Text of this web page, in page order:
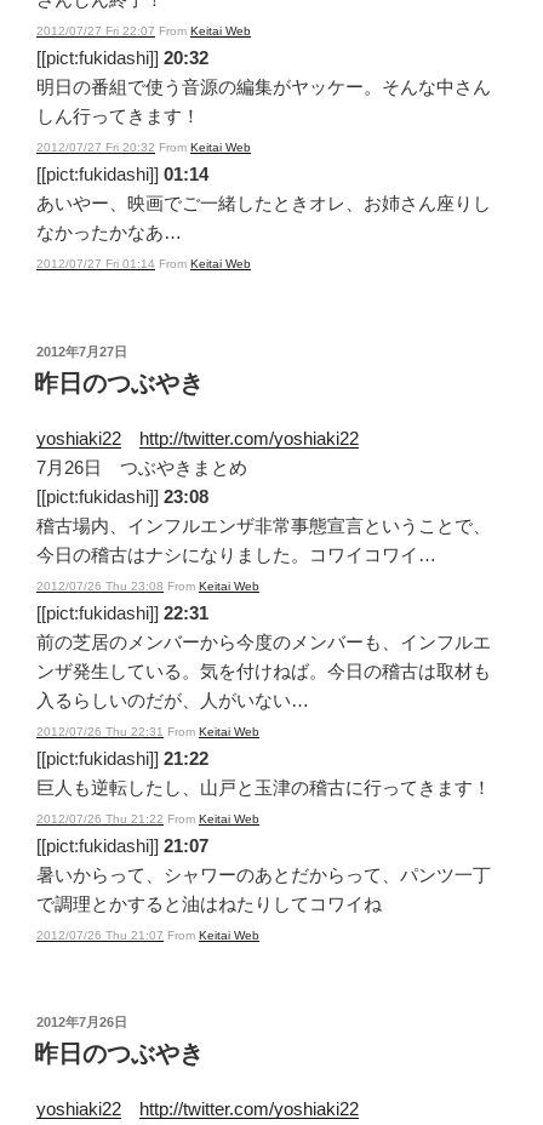
2012/07/27 Fri 22:07 From Keitai Web
[[pict:fukidashi]] 20:32
明日の番組で使う音源の編集がヤッケー。そんな中さん
しん行ってきます！
2012/07/27 Fri 20:32 From Keitai Web
[[pict:fukidashi]] 01:14
あいやー、映画でご一緒したときオレ、お姉さん座りし
なかったかなあ…
2012/07/27 Fri 01:14 From Keitai Web
投
稿
日:
2012年7月27日
昨日のつぶやき
yoshiaki22
http://twitter.com/yoshiaki22
7月26日 つぶやきまとめ
[[pict:fukidashi]] 23:08
稽古場内、インフルエンザ非常事態宣言ということで、
今日の稽古はナシになりました。コワイコワイ…
2012/07/26 Thu 23:08 From Keitai Web
[[pict:fukidashi]] 22:31
前の芝居のメンバーから今度のメンバーも、インフルエ
ンザ発生している。気を付けねば。今日の稽古は取材も
入るらしいのだが、人がいない…
2012/07/26 Thu 22:31 From Keitai Web
[[pict:fukidashi]] 21:22
巨人も逆転したし、山戸と玉津の稽古に行ってきます！
2012/07/26 Thu 21:22 From Keitai Web
[[pict:fukidashi]] 21:07
暑いからって、シャワーのあとだからって、パンツ一丁
で調理とかすると油はねたりしてコワイね
2012/07/26 Thu 21:07 From Keitai Web
投
稿
日:
2012年7月26日
昨日のつぶやき
yoshiaki22
http://twitter.com/yoshiaki22